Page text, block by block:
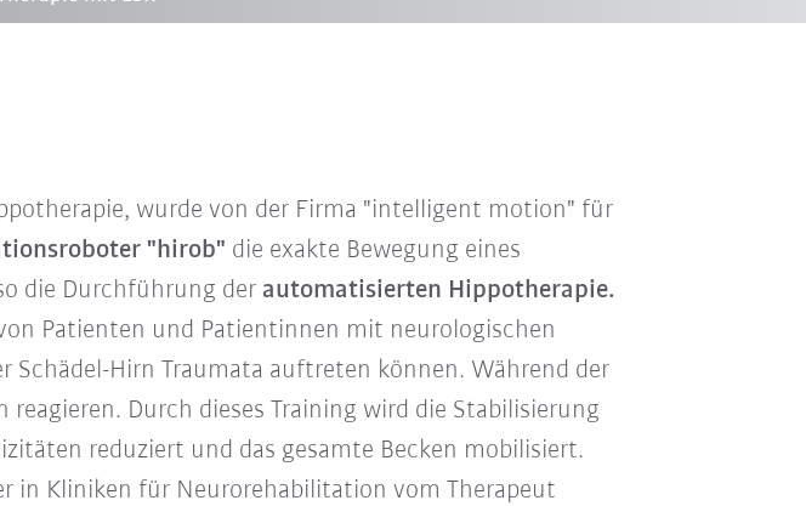
wurde von der Firma "intelligent motion" für
"hirob" die exakte Bewegung eines
die Durchführung der automatisierten Hippotherapie.
Patienten und Patientinnen mit neurologischen
Schädel-Hirn Traumata auftreten können. Während der
Durch dieses Training wird die Stabilisierung
reduziert und das gesamte Becken mobilisiert.
in Kliniken für Neurorehabilitation vom Therapeut